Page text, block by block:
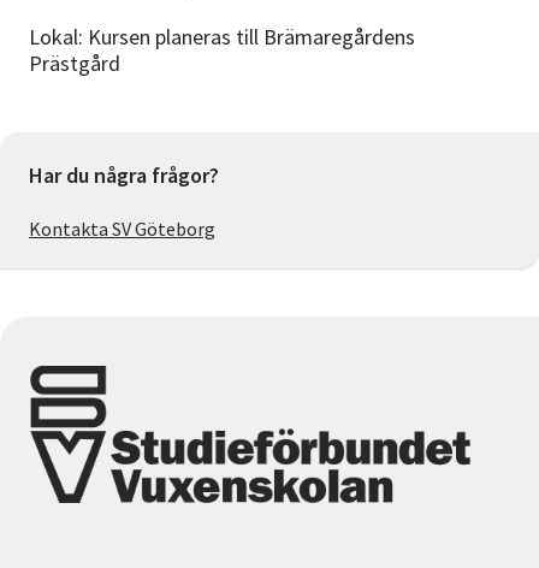
Lokal: Kursen planeras till Brämaregårdens
Prästgård
Har du några frågor?
Kontakta SV Göteborg